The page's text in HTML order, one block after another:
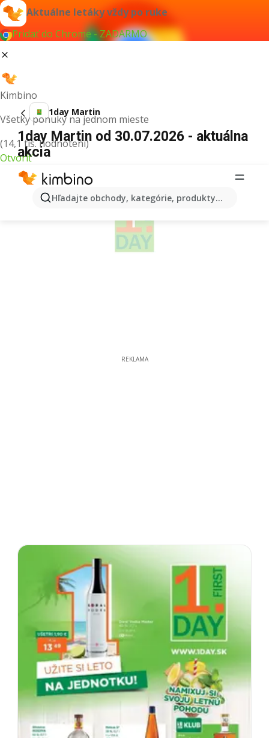
Aktuálne letáky vždy po ruke
Pridať do Chrome - ZADARMO
Kimbino
Všetky ponuky na jednom mieste
(14,1 tis. hodnotení)
Otvoriť
Hľadajte obchody, kategórie, produkty...
1day Martin
1day Martin od 30.07.2026 - aktuálna
akcia
REKLAMA